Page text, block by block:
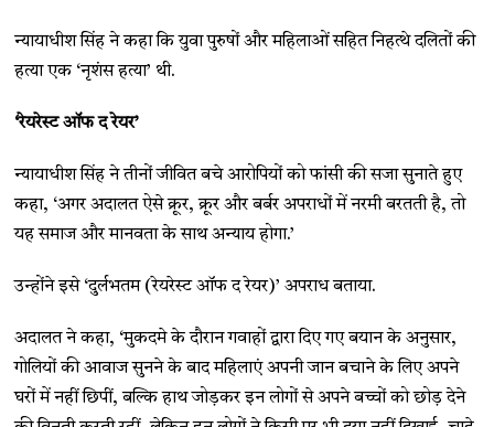
न्यायाधीश सिंह ने कहा कि युवा पुरुषों और महिलाओं सहित निहत्थे दलितों की
हत्या एक ‘नृशंस हत्या’ थी.
‘रेयरेस्ट ऑफ द रेयर’
न्यायाधीश सिंह ने तीनों जीवित बचे आरोपियों को फांसी की सजा सुनाते हुए
कहा, ‘अगर अदालत ऐसे क्रूर, क्रूर और बर्बर अपराधों में नरमी बरतती है, तो
यह समाज और मानवता के साथ अन्याय होगा.’
उन्होंने इसे ‘दुर्लभतम (रेयरेस्ट ऑफ द रेयर)’ अपराध बताया.
अदालत ने कहा, ‘मुकदमे के दौरान गवाहों द्वारा दिए गए बयान के अनुसार,
गोलियों की आवाज सुनने के बाद महिलाएं अपनी जान बचाने के लिए अपने
घरों में नहीं छिपीं, बल्कि हाथ जोड़कर इन लोगों से अपने बच्चों को छोड़ देने